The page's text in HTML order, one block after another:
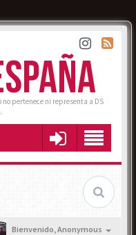
pertenece ni representa a DS
Bienvenido,Anonymous